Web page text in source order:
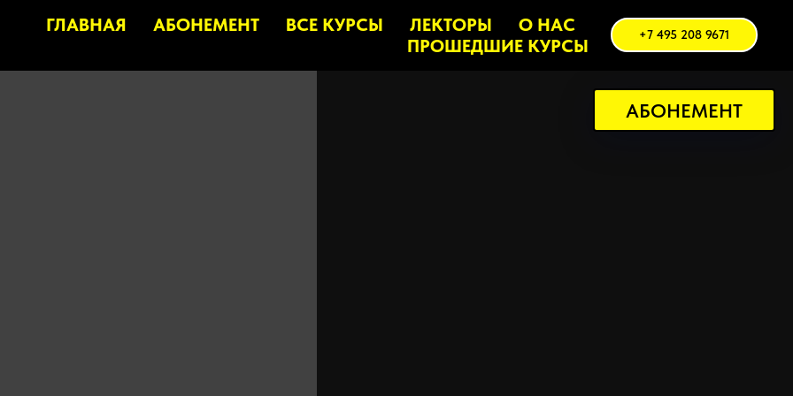
ГЛАВНАЯ АБОНЕМЕНТ ВСЕ КУРСЫ ЛЕКТОРЫ
О НАС
ПРОШЕДШИЕ КУРСЫ
+7 495 208 9671
АБОНЕМЕНТ